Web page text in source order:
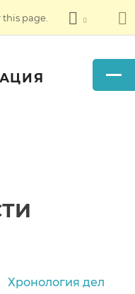
page.
Хронология дел